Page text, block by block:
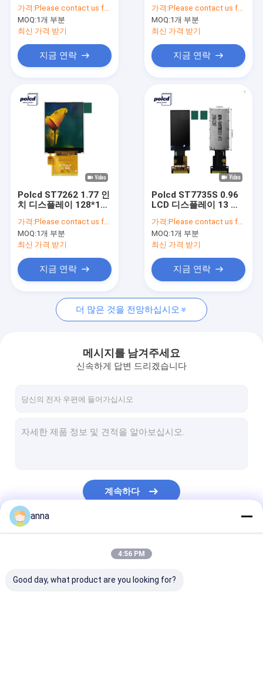
VR 쇼
회사 소개
뉴스
경우
TFT LCD 디스플레이
IPS TFT LCD 디스플레이
TFT 터치 스크린
산업적 터치 스크린
TFT 저항성 터치 스크린
HD TFT 디스플레이
스플레이
가격:Please contact us for latest price
MOQ:1개 부분
최신 가격 받기
지금 연락
널
가격:Please contact us for latest price
MOQ:1개 부분
최신 가격 받기
지금 연락
Polcd ST7262 1.77 인
치 디스플레이 128*160
40 핀
가격:Please contact us for latest price
MOQ:1개 부분
최신 가격 받기
지금 연락
Polcd ST7735S 0.96
LCD 디스플레이 13 핀
플레이 4 라인 SPI
가격:Please contact us for latest price
MOQ:1개 부분
최신 가격 받기
지금 연락
더 많은 것을 전망하십시오
메시지를 남겨주세요
신속하게 답변 드리겠습니다
계속하다
anna
4:56 PM
Good day, what product are you looking for?